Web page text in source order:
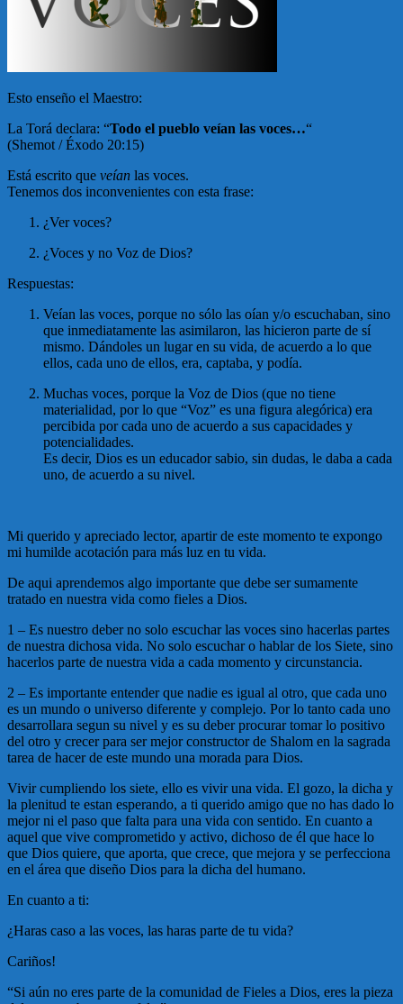
Esto enseño el Maestro:
La Torá declara: “Todo el pueblo veían las voces…“
(Shemot / Éxodo 20:15)
Está escrito que veían las voces.
Tenemos dos inconvenientes con esta frase:
¿Ver voces?
¿Voces y no Voz de Dios?
Respuestas:
Veían las voces, porque no sólo las oían y/o escuchaban, sino
que inmediatamente las asimilaron, las hicieron parte de sí
mismo. Dándoles un lugar en su vida, de acuerdo a lo que
ellos, cada uno de ellos, era, captaba, y podía.
Muchas voces, porque la Voz de Dios (que no tiene
materialidad, por lo que “Voz” es una figura alegórica) era
percibida por cada uno de acuerdo a sus capacidades y
potencialidades.
Es decir, Dios es un educador sabio, sin dudas, le daba a cada
uno, de acuerdo a su nivel.
Mi querido y apreciado lector, apartir de este momento te expongo
mi humilde acotación para más luz en tu vida.
De aqui aprendemos algo importante que debe ser sumamente
tratado en nuestra vida como fieles a Dios.
1 – Es nuestro deber no solo escuchar las voces sino hacerlas partes
de nuestra dichosa vida. No solo escuchar o hablar de los Siete, sino
hacerlos parte de nuestra vida a cada momento y circunstancia.
2 – Es importante entender que nadie es igual al otro, que cada uno
es un mundo o universo diferente y complejo. Por lo tanto cada uno
desarrollara segun su nivel y es su deber procurar tomar lo positivo
del otro y crecer para ser mejor constructor de Shalom en la sagrada
tarea de hacer de este mundo una morada para Dios.
Vivir cumpliendo los siete, ello es vivir una vida. El gozo, la dicha y
la plenitud te estan esperando, a ti querido amigo que no has dado lo
mejor ni el paso que falta para una vida con sentido. En cuanto a
aquel que vive comprometido y activo, dichoso de él que hace lo
que Dios quiere, que aporta, que crece, que mejora y se perfecciona
en el área que diseño Dios para la dicha del humano.
En cuanto a ti:
¿Haras caso a las voces, las haras parte de tu vida?
Cariños!
“Si aún no eres parte de la comunidad de Fieles a Dios, eres la pieza